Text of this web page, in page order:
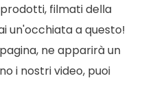
filmati della
un'occhiata a questo!
ne apparirà un
i nostri video, puoi